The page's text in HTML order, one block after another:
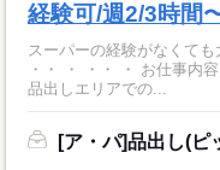
経験可/週2/3時間
スーパーの経験がなくて
・・ ・ ・・ ・ お仕事内
品出しエリアでの...
[ア・パ]品出し(ピ